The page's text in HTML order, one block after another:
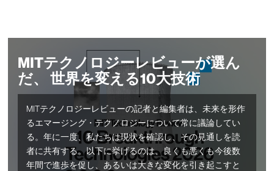
MITテクノロジーレビューが選ん
だ、 世界を変える10大技術
MITテクノロジーレビューの記者と編集者は、未来を形作
るエマージング・テクノロジーについて常に議論してい
る。年に一度、私たちは現状を確認し、その見通しを読
者に共有する。以下に挙げるのは、良くも悪くも今後数
年間で進歩を促し、あるいは大きな変化を引き起こすと